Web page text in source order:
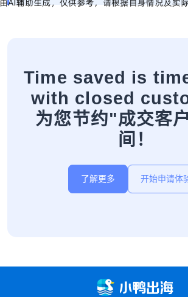
Time saved is
with closed
为您节约"成交客
间！
了解更多 开始申请体